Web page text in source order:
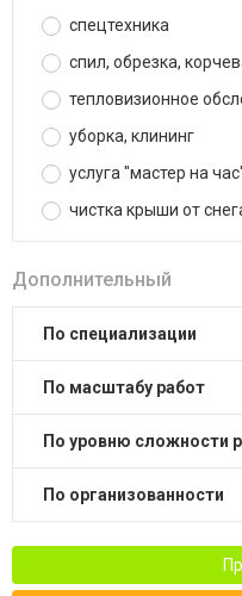
спецтехника
спил, обрезка,
тепловизионное
уборка, клининг
услуга "мастер на
чистка крыши от
Дополнительный
по специализации
по масштабу работ
по уровню сложности
по организованности